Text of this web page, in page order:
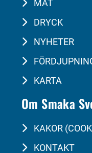
MAT
DRYCK
NYHETER
KARTA
Om Smaka
KAKOR
KONTAKT